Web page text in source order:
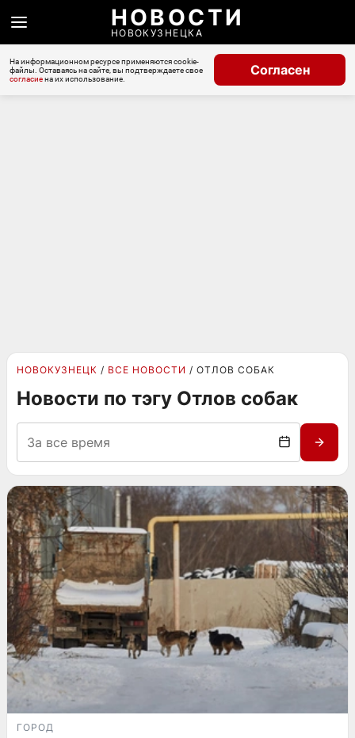
НОВОСТИ
НОВОКУЗНЕЦКА
На информационном ресурсе применяются cookie-
файлы. Оставаясь на сайте, вы подтверждаете свое
согласиена их использование.
Согласен
НОВОКУЗНЕЦК ВСЕ НОВОСТИ ОТЛОВ СОБАК
Новости по тэгу Отлов собак
ГОРОД